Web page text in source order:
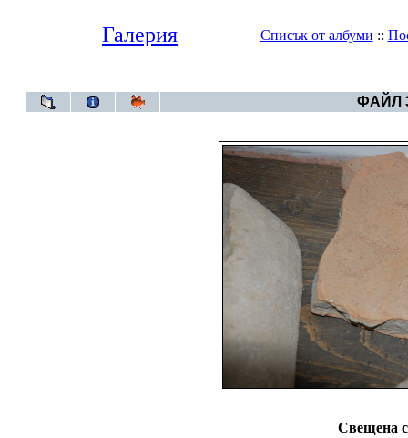
Галерия Списък от албуми ::
ФАЙЛ
Свещена